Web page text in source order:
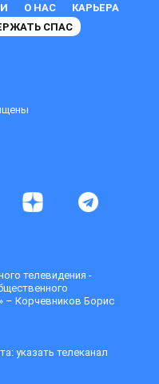
О НАС
КАРЬЕРА
СПАС
телевидения -
– Корчевников Борис
указать телеканал